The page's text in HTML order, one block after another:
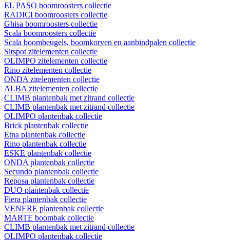
EL PASO boomroosters collectie
RADICI boomroosters collectie
Ghisa boomroosters collectie
Scala boomroosters collectie
Scala boombeugels, boomkorven en aanbindpalen collectie
Sitspot zitelementen collectie
OLIMPO zitelementen collectie
Rino zitelementen collectie
ONDA zitelementen collectie
ALBA zitelementen collectie
CLIMB plantenbak met zitrand collectie
CLIMB plantenbak met zitrand collectie
OLIMPO plantenbak collectie
Brick plantenbak collectie
Etna plantenbak collectie
Rino plantenbak collectie
ESKE plantenbak collectie
ONDA plantenbak collectie
Secundo plantenbak collectie
Reposa plantenbak collectie
DUO plantenbak collectie
Fiera plantenbak collectie
VENERE plantenbak collectie
MARTE boombak collectie
CLIMB plantenbak met zitrand collectie
OLIMPO plantenbak collectie